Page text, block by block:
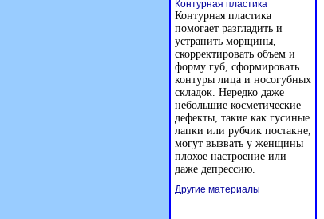
Контурная пластика
Контурная пластика
помогает разгладить и
устранить морщины,
скорректировать объем и
форму губ, сформировать
контуры лица и носогубных
складок. Нередко даже
небольшие косметические
дефекты, такие как гусиные
лапки или рубчик постакне,
могут вызвать у женщины
плохое настроение или
даже депрессию.
Другие материалы